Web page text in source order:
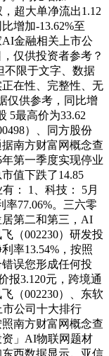
超大单净流出1.12
增加-13.62%至
AI金融相关上市公
仅供投资者参考？
不限于文字、数据
在性、完整性、无
仅供参考，同比增
5最高价为33.62
）、同方股份
据南方财富网概念查
第一季度实现停业
值下跌了14.85
： 1、科技： 5月
率77.06%。三六零
居第二和第三，AI
（002230）研发投
率13.54%，按照
误您形成任何投
报3.120元，跨境通
（002230）、东软
公司十大排行
南方财富网概念查
」AI物联网题材